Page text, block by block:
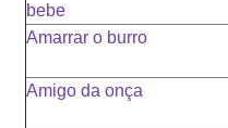
bebe
Amarrar o burro
Amigo da onça